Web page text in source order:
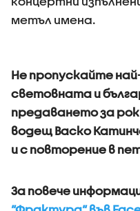
метъл имена.
Не пропускайте
световната и
предаването за
водещ Васко
и с повторение в
За повече